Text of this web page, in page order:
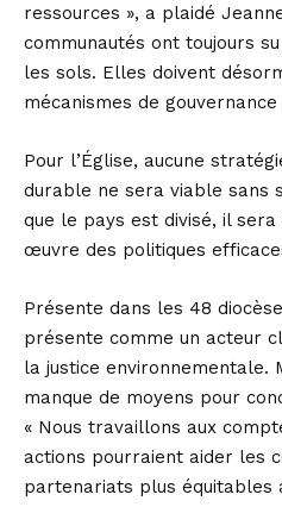
ressources », a plaidé
communautés ont toujours
les sols. Elles doivent
mécanismes de gouvernance
Pour l’Église, aucune
durable ne sera viable sans
que le pays est divisé, il
œuvre des politiques
Présente dans les 48
présente comme un acteur
la justice environnementale.
manque de moyens pour
« Nous travaillons aux
actions pourraient aider les
partenariats plus équitables